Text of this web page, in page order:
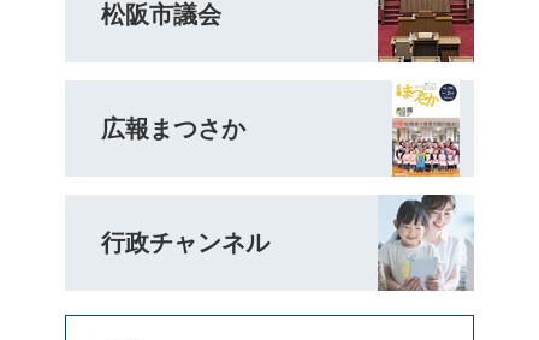
松阪市議会
広報まつさか
行政チャンネル